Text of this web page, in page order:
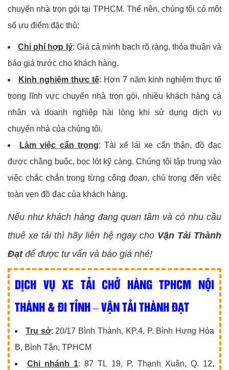
chuyển nhà trọn gói tại TPHCM. Thế nên, chúng tôi có một
số ưu điểm đặc thù:
Chi phí hợp lý: Giá cả minh bạch rõ ràng, thỏa thuận và
báo giá trước cho khách hàng.
Kinh nghiệm thực tế: Hơn 7 năm kinh nghiệm thực tế
trong lĩnh vực chuyển nhà trọn gói, nhiều khách hàng cá
nhân và doanh nghiệp hài lòng khi sử dụng dịch vụ
chuyển nhà của chúng tôi.
Làm việc cẩn trọng: Tài xế lái xe cẩn thận, đồ đạc
được chằng buộc, bọc lót kỹ càng. Chúng tôi tập trung vào
việc chắc chắn trong từng công đoạn, chú trọng đến việc
toàn vẹn đồ đạc của khách hàng.
Nếu như khách hàng đang quan tâm và có nhu cầu
thuê xe tải thì hãy liên hệ ngay cho Vận Tải Thành
Đạtđể được tư vấn và báo giá nhé!
DỊCH VỤ XE TẢI CHỞ HÀNG TPHCM NỘI
THÀNH & ĐI TỈNH – VẬN TẢI THÀNH ĐẠT
Trụ sở: 20/17 Bình Thành, KP.4, P. Bình Hưng Hòa
B, Bình Tân, TPHCM
Chi nhánh 1: 87 TL 19, P. Thạnh Xuân, Q. 12,